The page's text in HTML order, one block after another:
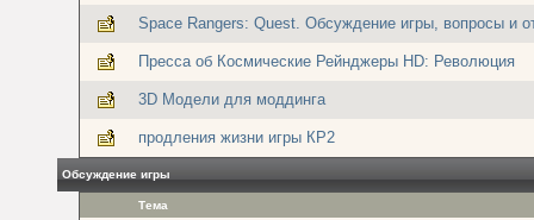
Space Rangers: Quest. Обсуждение игры, вопросы и
Пресса об Космические Рейнджеры HD: Революция
3D Модели для моддинга
продления жизни игры КР2
Обсуждение игры
Тема